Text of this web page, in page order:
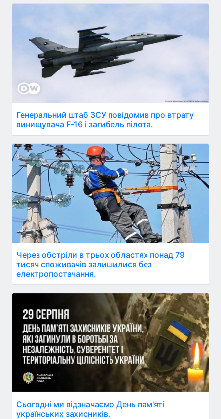
Генеральний штаб ЗСУ повідомив про втрату
винищувача F-16 і загибель пілота.
Через обстріли в трьох областях понад 79
тисяч споживачів залишилися без
електропостачання.
Сьогодні ми відзначаємо День пам'яті
українських захисників.